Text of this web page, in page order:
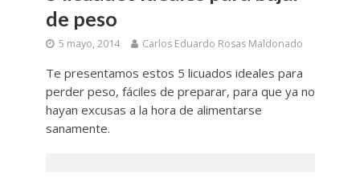
de peso
5 mayo, 2014 Carlos Eduardo Rosas Maldonado
Te presentamos estos 5 licuados ideales para
perder peso, fáciles de preparar, para que ya no
hayan excusas a la hora de alimentarse
sanamente.